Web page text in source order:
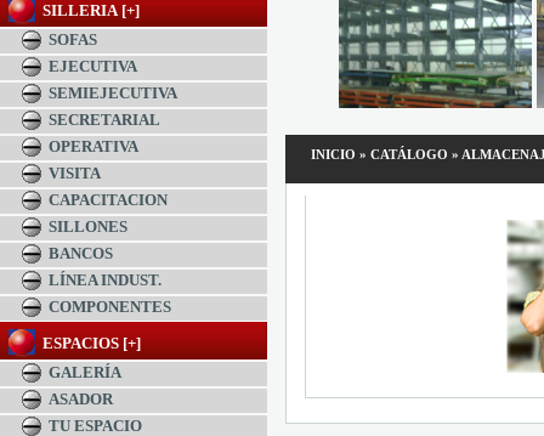
SILLERIA [+]
SOFAS
EJECUTIVA
SEMIEJECUTIVA
SECRETARIAL
OPERATIVA
VISITA
CAPACITACION
SILLONES
BANCOS
LÍNEA INDUST.
COMPONENTES
ESPACIOS [+]
GALERÍA
ASADOR
TU ESPACIO
INICIO » CATÁLOGO »